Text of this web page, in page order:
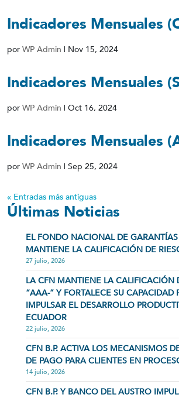
Indicadores Mensuales
por WP Admin | Nov 15, 2024
Indicadores Mensuales
por WP Admin | Oct 16, 2024
Indicadores Mensuales
por WP Admin | Sep 25, 2024
« Entradas más antiguas
Últimas Noticias
EL FONDO NACIONAL DE GARANTÍAS
MANTIENE LA CALIFICACIÓN DE
27 julio, 2026
LA CFN MANTIENE LA CALIFICACIÓN
“AAA-” Y FORTALECE SU CAPACIDAD
IMPULSAR EL DESARROLLO
ECUADOR
22 julio, 2026
CFN B.P. ACTIVA LOS MECANISMOS
DE PAGO PARA CLIENTES EN
14 julio, 2026
CFN B.P. Y BANCO DEL AUSTRO